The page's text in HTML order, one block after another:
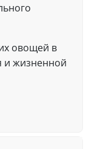
овощей в
и жизненной